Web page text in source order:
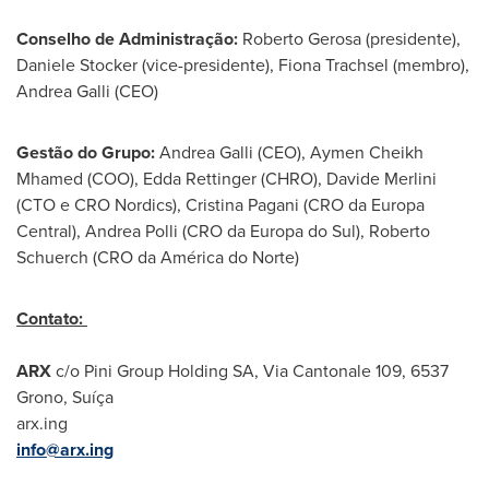
Conselho de Administração: Roberto Gerosa (presidente),
Daniele Stocker(vice-presidente), Fiona Trachsel (membro),
Andrea Galli (CEO)
Gestão do Grupo:Andrea Galli (CEO), Aymen Cheikh
Mhamed (COO), Edda Rettinger(CHRO), Davide Merlini
(CTO e CRO Nordics), Cristina Pagani (CRO da Europa
Central), Andrea Polli (CRO da Europa do Sul), Roberto
Schuerch (CRO da América do Norte)
Contato:
ARXc/o Pini Group Holding SA, Via Cantonale 109, 6537
Grono, Suíça
arx.ing
info@arx.ing